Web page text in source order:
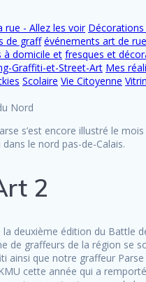
rue - Allez les voir
de graff événements art de rue
à domicile et fresques et
Graffiti-et-Street-Art Mes
Scolaire Vie Citoyenne
s’est encore illustré le
le nord pas-de-Calais.
2
deuxième édition du Battle
de graffeurs de la région se
ainsi que notre graffeur
cette année qui a